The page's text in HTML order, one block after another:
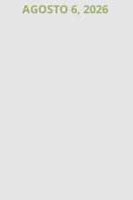
AGOSTO 6, 2026